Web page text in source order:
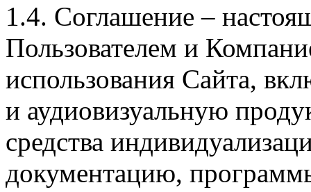
1.4. Соглашение –
Пользователем и
использования Сайта,
и аудиовизуальную
средства
документацию,